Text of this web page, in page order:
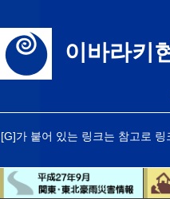
이바라키
[G]가 붙어 있는 링크는 참고로